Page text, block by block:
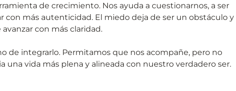
de crecimiento. Nos ayuda a cuestionarnos, a ser
con más autenticidad. El miedo deja de ser un obstáculo y
con más claridad.
de integrarlo. Permitamos que nos acompañe, pero no
una vida más plena y alineada con nuestro verdadero ser.